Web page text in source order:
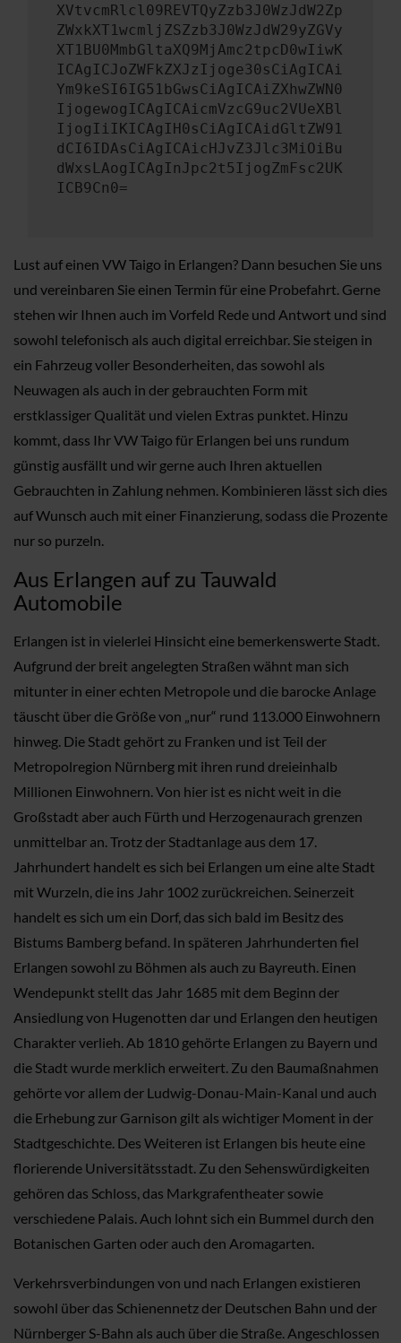
XVtvcmRlcl09REVTQyZzb3J0WzJdW2Zp
ZWxkXT1wcmljZSZzb3J0WzJdW29yZGVy
XT1BU0MmbGltaXQ9MjAmc2tpcD0wIiwK
ICAgICJoZWFkZXJzIjoge30sCiAgICAi
Ym9keSI6IG51bGwsCiAgICAiZXhwZWN0
IjogewogICAgICAicmVzcG9uc2VUeXBl
IjogIiIKICAgIH0sCiAgICAidGltZW91
dCI6IDAsCiAgICAicHJvZ3Jlc3MiOiBu
dWxsLAogICAgInJpc2t5IjogZmFsc2UK
ICB9Cn0=
Lust auf einen VW Taigo in Erlangen? Dann besuchen Sie uns
und vereinbaren Sie einen Termin für eine Probefahrt. Gerne
stehen wir Ihnen auch im Vorfeld Rede und Antwort und sind
sowohl telefonisch als auch digital erreichbar. Sie steigen in
ein Fahrzeug voller Besonderheiten, das sowohl als
Neuwagen als auch in der gebrauchten Form mit
erstklassiger Qualität und vielen Extras punktet. Hinzu
kommt, dass Ihr VW Taigo für Erlangen bei uns rundum
günstig ausfällt und wir gerne auch Ihren aktuellen
Gebrauchten in Zahlung nehmen. Kombinieren lässt sich dies
auf Wunsch auch mit einer Finanzierung, sodass die Prozente
nur so purzeln.
Aus Erlangen auf zu Tauwald
Automobile
Erlangen ist in vielerlei Hinsicht eine bemerkenswerte Stadt.
Aufgrund der breit angelegten Straßen wähnt man sich
mitunter in einer echten Metropole und die barocke Anlage
täuscht über die Größe von „nur“ rund 113.000 Einwohnern
hinweg. Die Stadt gehört zu Franken und ist Teil der
Metropolregion Nürnberg mit ihren rund dreieinhalb
Millionen Einwohnern. Von hier ist es nicht weit in die
Großstadt aber auch Fürth und Herzogenaurach grenzen
unmittelbar an. Trotz der Stadtanlage aus dem 17.
Jahrhundert handelt es sich bei Erlangen um eine alte Stadt
mit Wurzeln, die ins Jahr 1002 zurückreichen. Seinerzeit
handelt es sich um ein Dorf, das sich bald im Besitz des
Bistums Bamberg befand. In späteren Jahrhunderten fiel
Erlangen sowohl zu Böhmen als auch zu Bayreuth. Einen
Wendepunkt stellt das Jahr 1685 mit dem Beginn der
Ansiedlung von Hugenotten dar und Erlangen den heutigen
Charakter verlieh. Ab 1810 gehörte Erlangen zu Bayern und
die Stadt wurde merklich erweitert. Zu den Baumaßnahmen
gehörte vor allem der Ludwig-Donau-Main-Kanal und auch
die Erhebung zur Garnison gilt als wichtiger Moment in der
Stadtgeschichte. Des Weiteren ist Erlangen bis heute eine
florierende Universitätsstadt. Zu den Sehenswürdigkeiten
gehören das Schloss, das Markgrafentheater sowie
verschiedene Palais. Auch lohnt sich ein Bummel durch den
Botanischen Garten oder auch den Aromagarten.
Verkehrsverbindungen von und nach Erlangen existieren
sowohl über das Schienennetz der Deutschen Bahn und der
Nürnberger S-Bahn als auch über die Straße. Angeschlossen